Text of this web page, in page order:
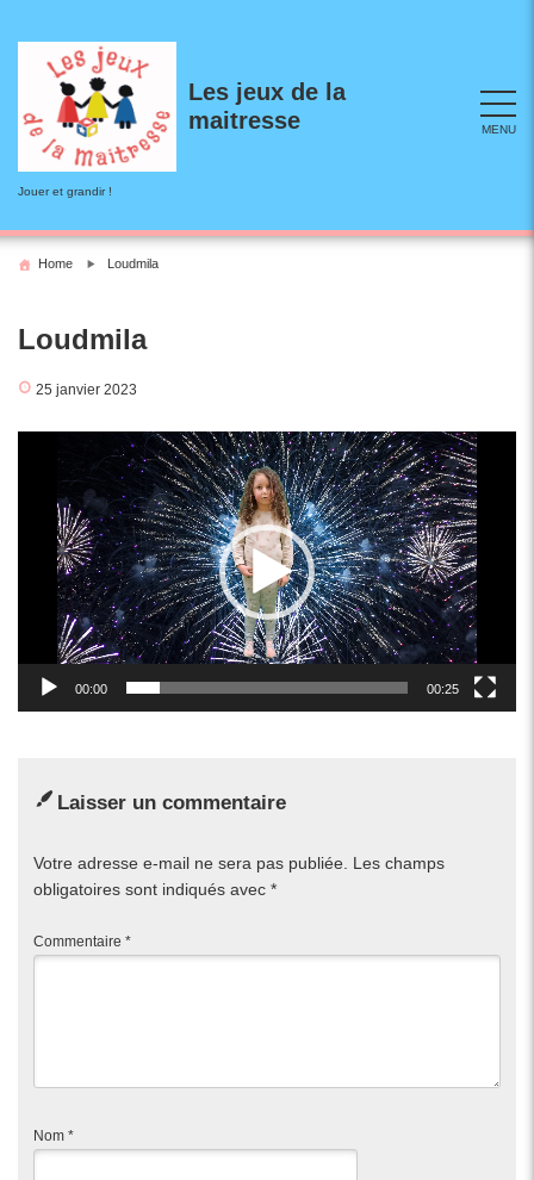
content
Les jeux de la
maitresse
Jouer et grandir !
MENU
Home Loudmila
Loudmila
25 janvier 2023
00:00 00:25
Laisser un commentaire
Votre adresse e-mail ne sera pas publiée.
Les champs
obligatoires sont indiqués avec *
Commentaire *
Nom *